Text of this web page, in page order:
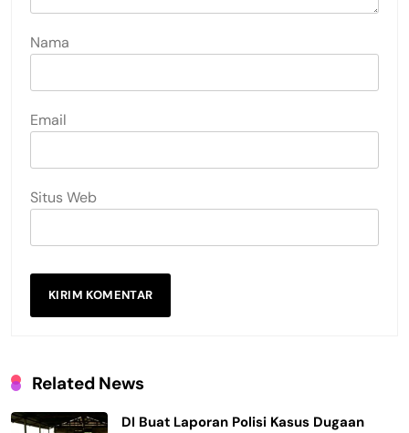
Nama
Email
Situs Web
Related News
DI Buat Laporan Polisi Kasus Dugaan